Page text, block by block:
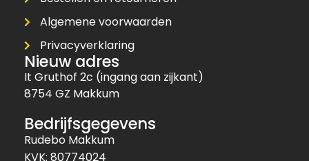
Algemene voorwaarden
Privacyverklaring
Nieuw adres
It Gruthof 2c (ingang aan zijkant)
8754 GZ Makkum
Bedrijfsgegevens
Rudebo Makkum
KVK: 80774024